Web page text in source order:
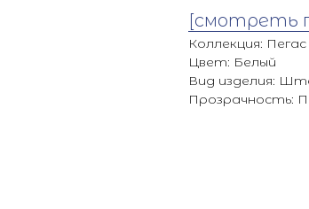
[смотреть
Коллекция: Пегас
Цвет: Белый
Вид изделия:
Прозрачность: